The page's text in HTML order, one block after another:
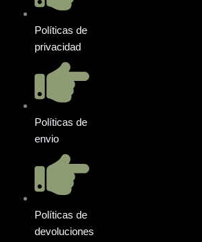
Políticas de
privacidad
Políticas de
envio
Políticas de
devoluciones